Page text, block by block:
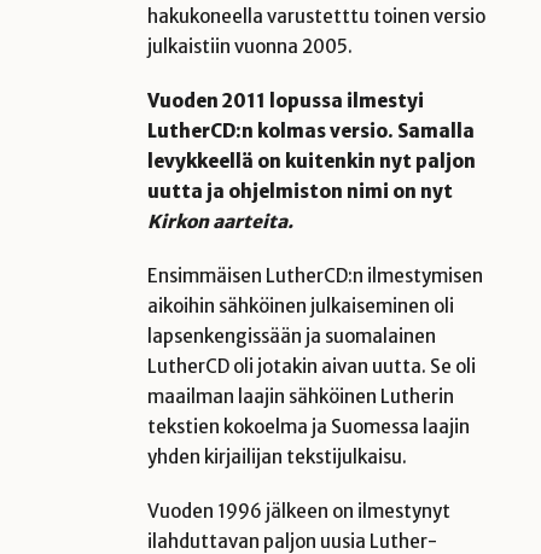
hakukoneella varustetttu toinen versio
julkaistiin vuonna 2005.
Vuoden 2011 lopussa ilmestyi
LutherCD:n kolmas versio. Samalla
levykkeellä on kuitenkin nyt paljon
uutta ja ohjelmiston nimi on nyt
Kirkon aarteita.
Ensimmäisen LutherCD:n ilmestymisen
aikoihin sähköinen julkaiseminen oli
lapsenkengissään ja suomalainen
LutherCD oli jotakin aivan uutta. Se oli
maailman laajin sähköinen Lutherin
tekstien kokoelma ja Suomessa laajin
yhden kirjailijan tekstijulkaisu.
Vuoden 1996 jälkeen on ilmestynyt
ilahduttavan paljon uusia Luther-